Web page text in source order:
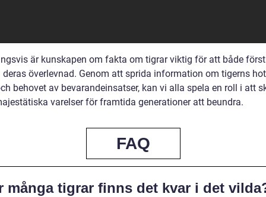
är kunskapen om fakta om tigrar viktig för att både
överlevnad. Genom att sprida information om tigerns
behovet av bevarandeinsatser, kan vi alla spela en roll i att
varelser för framtida generationer att beundra.
FAQ
många tigrar finns det kvar i det